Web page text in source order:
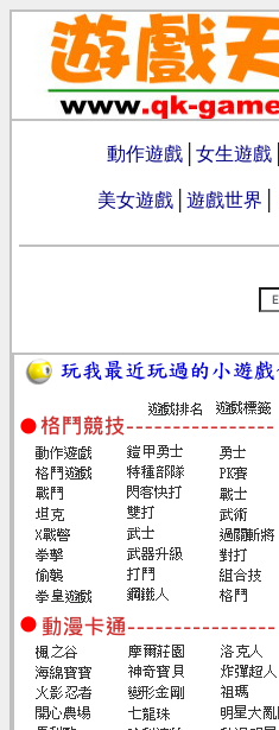
動作遊戲 女生遊戲
美女遊戲 遊戲世界